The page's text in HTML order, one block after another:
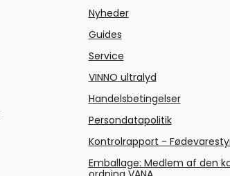
Nyheder
Guides
Service
VINNO ultralyd
Handelsbetingelser
Persondatapolitik
Kontrolrapport -
Emballage: Medlem af den